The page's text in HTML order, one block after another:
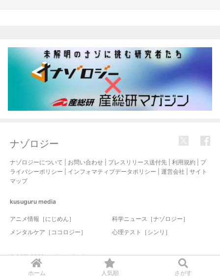
ホーム 人気順 さがす
ナゾロジー
ナゾロジーについて お問い合わせ プレスリリース送付先 利用規約
プ
ライバシーポリシー
インフォマティブデータポリシー 運営会社
サイト
マップ
kusuguru media
アニメ情報［にじめん］
科学ニュース［ナゾロジー］
メンタルケア［ココロジー］
心理テスト［シンリ］
© 2017-2026 nazology. all rights reserved.